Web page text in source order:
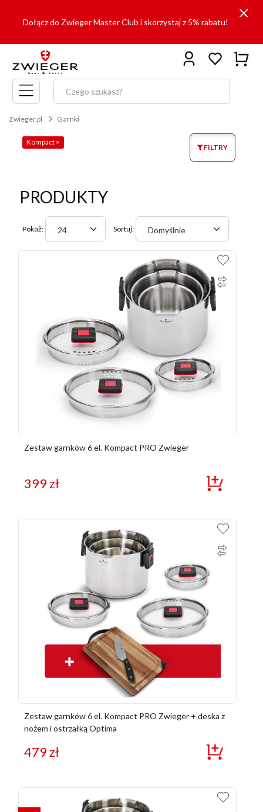
Dołącz do Zwieger Master Club i skorzystaj z 5% rabatu!
Menu
główne
Zwieger.pl Garnki
FILTRY
Kompact ×
PRODUKTY
Pokaż: 24 Sortuj: Domyślnie
Zestaw garnków 6 el. Kompact PRO Zwieger
399zł
Zestaw garnków 6 el. Kompact PRO Zwieger + deska z
nożem i ostrzałką Optima
479zł